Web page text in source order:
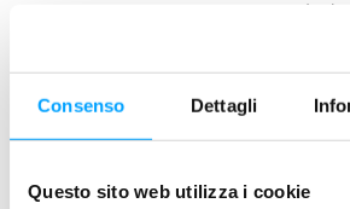
Consenso Dettagli
Questo sito web utilizza i cookie
domenica 2 febbraio a Ottobiano (PV).